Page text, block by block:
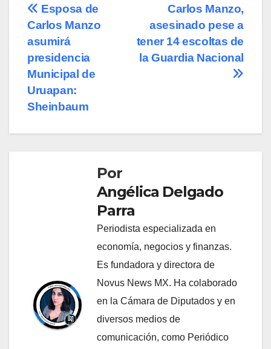
Navegación
de
entradas
Carlos Manzo,
asesinado pese a
tener 14 escoltas de
la Guardia Nacional
Esposa de
Carlos Manzo
asumirá
presidencia
Municipal de
Uruapan:
Sheinbaum
Por
Angélica Delgado
Parra
Periodista especializada en
economía, negocios y finanzas.
Es fundadora y directora de
Novus News MX. Ha colaborado
en la Cámara de Diputados y en
diversos medios de
comunicación, como Periódico